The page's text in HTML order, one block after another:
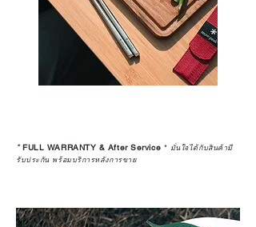
https://www.campstudio.co.th/
warranty
*FULL WARRANTY & After Service * มั่นใจได้กับสินค้ามี
รับประกัน พร้อมบริการหลังการขาย